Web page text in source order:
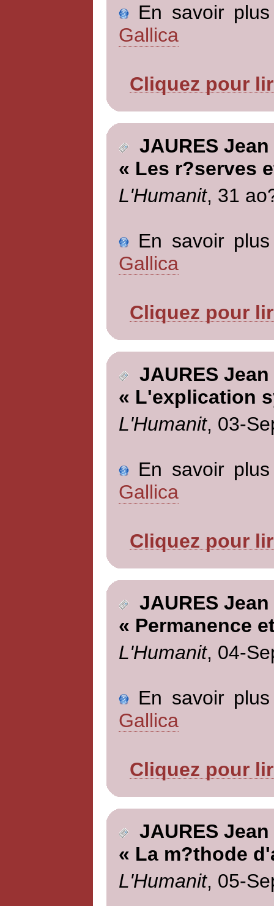
En savoir
Gallica
Cliquez pour
JAURES Jean
« Les r?serves
L'Humanit, 31
En savoir
Gallica
Cliquez pour
JAURES Jean
« L'explication
L'Humanit, 03-
En savoir
Gallica
Cliquez pour
JAURES Jean
« Permanence
L'Humanit, 04-
En savoir
Gallica
Cliquez pour
JAURES Jean
« La m?thode
L'Humanit, 05-